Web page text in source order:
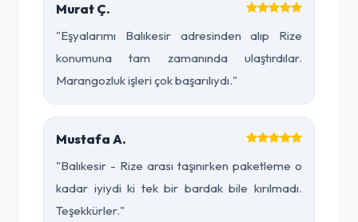
Murat Ç.
"Eşyalarımı Balıkesir adresinden alıp Rize
konumuna tam zamanında ulaştırdılar.
Marangozluk işleri çok başarılıydı."
Mustafa A.
"Balıkesir - Rize arası taşınırken paketleme o
kadar iyiydi ki tek bir bardak bile kırılmadı.
Teşekkürler."